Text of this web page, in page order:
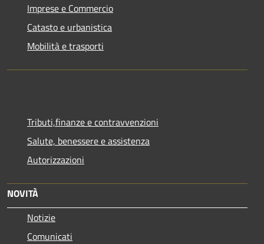
Imprese e Commercio
Catasto e urbanistica
Mobilità e trasporti
Tributi,finanze e contravvenzioni
Salute, benessere e assistenza
Autorizzazioni
NOVITÀ
Notizie
Comunicati